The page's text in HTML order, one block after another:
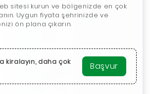
sitesi kurun ve bölgenizde en çok
Uygun fiyata şehrinizde ve
ön plana çıkarın.
kiralayın, daha çok
Başvur